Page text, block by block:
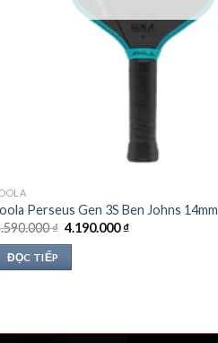
Perseus Gen 3S Ben Johns 14mm
₫ Giá
4.190.000₫Giá
ĐỌC TIẾP